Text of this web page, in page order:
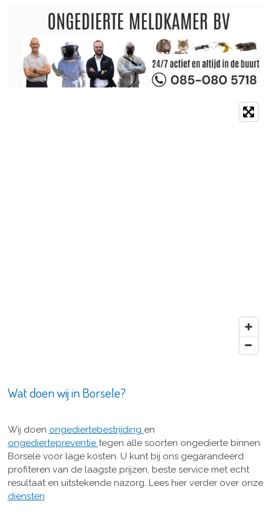
Wat doen wij in Borsele?
Wij doen ongediertebestrijding en
ongediertepreventie tegen alle soorten ongedierte binnen
Borsele voor lage kosten. U kunt bij ons gegarandeerd
profiteren van de laagste prijzen, beste service met echt
resultaat en uitstekende nazorg. Lees hier verder over onze
diensten